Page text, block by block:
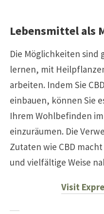
Lebensmittel als
Die Möglichkeiten sind
lernen, mit
arbeiten. Indem Sie
einbauen, können Sie
Ihrem Wohlbefinden
einzuräumen. Die
Zutaten wie CBD
und vielfältige Weise
Visit